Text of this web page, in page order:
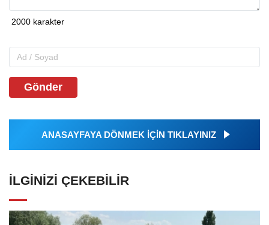
Gönder
ANASAYFAYA DÖNMEK İÇİN TIKLAYINIZ
İLGINIZI ÇEKEBILIR